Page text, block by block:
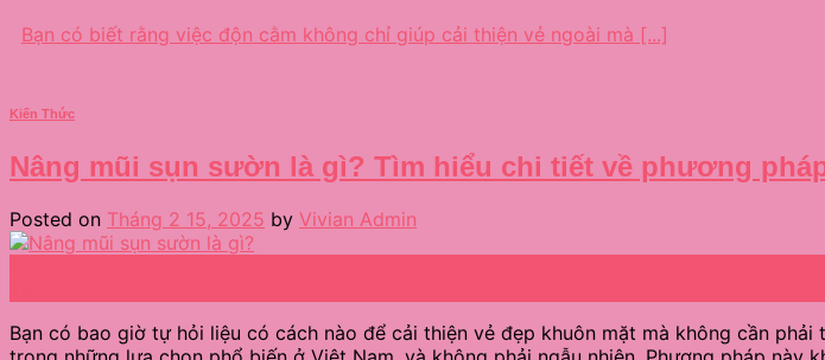
Bạn có biết rằng việc độn cằm không chỉ giúp cải thiện vẻ ngoài mà [...]
Kiến Thức
Nâng mũi sụn sườn là gì? Tìm hiểu chi tiết về phương
Posted on Tháng 2 15, 2025 by Vivian Admin
Bạn có bao giờ tự hỏi liệu có cách nào để cải thiện vẻ đẹp khuôn mặt mà không cần